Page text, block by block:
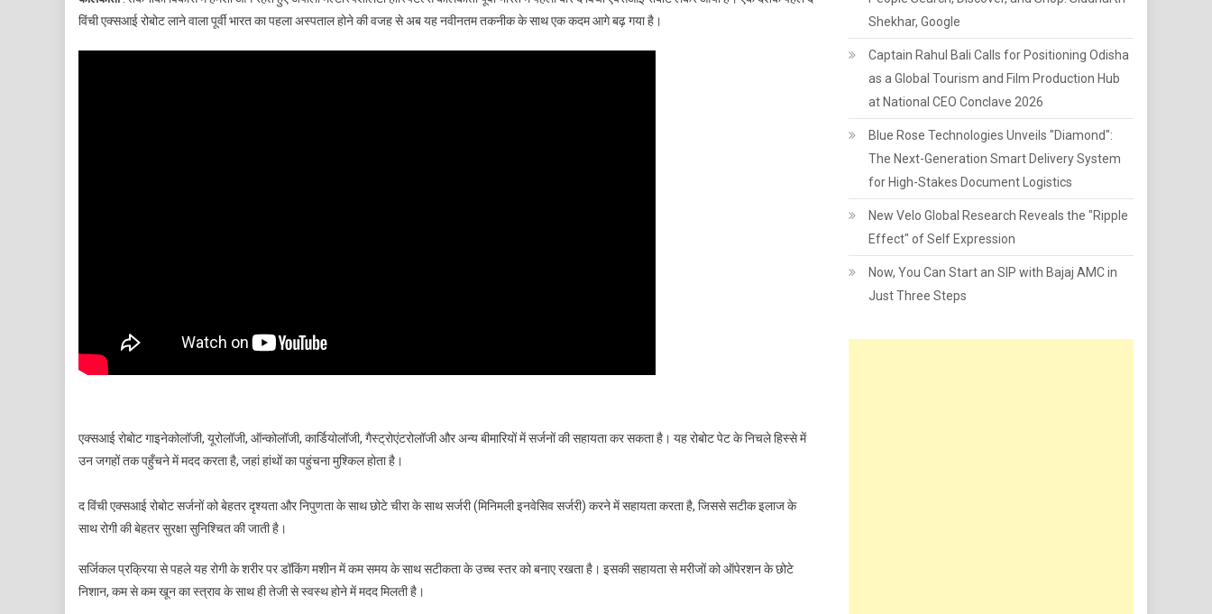
मल्टीस्पेशलिटी
हॉस्पिटल्स
विंची एक्सआई रोबोट लाने वाला पूर्वी भारत का पहला अस्पताल होने की वजह से अब यह नवीनतम तकनीक के साथ एक कदम आगे बढ़ गया है।
एक्सआई रोबोट गाइनेकोलॉजी, यूरोलॉजी, ऑन्कोलॉजी, कार्डियोलॉजी, गैस्ट्रोएंटरोलॉजी और अन्य बीमारियों में सर्जनों की सहायता कर सकता है। यह रोबोट पेट के निचले हिस्से में
उन जगहों तक पहुँचने में मदद करता है, जहां हांथों का पहुंचना मुश्किल होता है।
द विंची एक्सआई रोबोट सर्जनों को बेहतर दृश्यता और निपुणता के साथ छोटे चीरा के साथ सर्जरी (मिनिमली इनवेसिव सर्जरी) करने में सहायता करता है, जिससे सटीक इलाज के
साथ रोगी की बेहतर सुरक्षा सुनिश्चित की जाती है।
सर्जिकल प्रक्रिया से पहले यह रोगी के शरीर पर डॉकिंग मशीन में कम समय के साथ सटीकता के उच्च स्तर को बनाए रखता है। इसकी सहायता से मरीजों को ऑपेरशन के छोटे
निशान, कम से कम खून का स्त्राव के साथ ही तेजी से स्वस्थ होने में मदद मिलती है।
Shekhar, Google
Captain Rahul Bali Calls for Positioning Odisha
as a Global Tourism and Film Production Hub
at National CEO Conclave 2026
Blue Rose Technologies Unveils "Diamond":
The Next-Generation Smart Delivery System
for High-Stakes Document Logistics
New Velo Global Research Reveals the "Ripple
Effect" of Self Expression
Now, You Can Start an SIP with Bajaj AMC in
Just Three Steps